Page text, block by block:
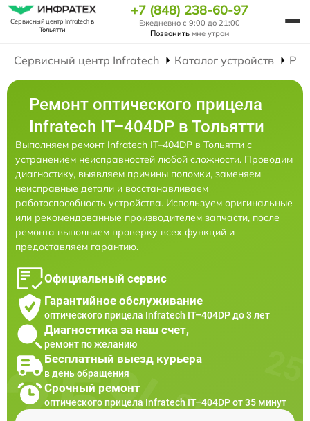
Сервисный центр Infratechв
Тольятти
+7 (848) 238-60-97
Ежедневно с 9:00 до 21:00
Позвонить мне утром
Сервисный центр Infratech Каталог устройств
Ремонт оптического прицела
Infratech IT–404DP в Тольятти
Выполняем ремонт Infratech IT–404DP в Тольятти с
устранением неисправностей любой сложности. Проводим
диагностику, выявляем причины поломки, заменяем
неисправные детали и восстанавливаем
работоспособность устройства. Используем оригинальные
или рекомендованные производителем запчасти, после
ремонта выполняем проверку всех функций и
предоставляем гарантию.
Официальный сервис
Гарантийное обслуживание
оптического прицела Infratech IT–404DP до 3 лет
Диагностика за наш счет,
ремонт по желанию
Бесплатный выезд курьера
в день обращения
Срочный ремонт
оптического прицела Infratech IT–404DP от 35 минут